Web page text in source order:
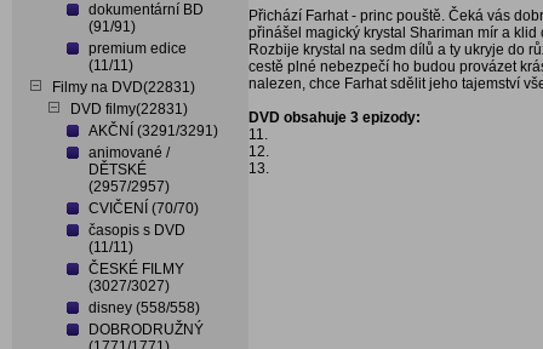
dokumentární BD
(91/91)
premium edice
(11/11)
Filmy na DVD(22831)
DVD filmy(22831)
AKČNÍ (3291/3291)
animované /
DĚTSKÉ
(2957/2957)
CVIČENÍ (70/70)
časopis s DVD
(11/11)
ČESKÉ FILMY
(3027/3027)
disney (558/558)
DOBRODRUŽNÝ
Přichází Farhat - princ pouště. Čeká vás
přinášel magický krystal Shariman mír a
Rozbije krystal na sedm dílů a ty ukryje do
cestě plné nebezpečí ho budou provázet
nalezen, chce Farhat sdělit jeho tajemství
DVD obsahuje 3 epizody:
11.
12.
13.